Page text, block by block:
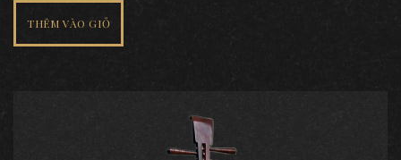
THÊM VÀO GIỎ